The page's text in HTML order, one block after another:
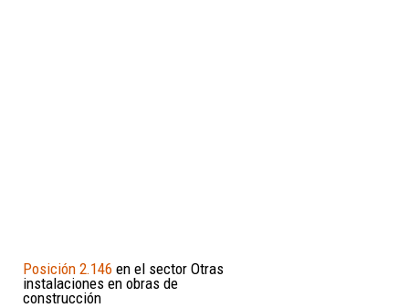
Posición 2.146 en el sector Otras
instalaciones en obras de
construcción